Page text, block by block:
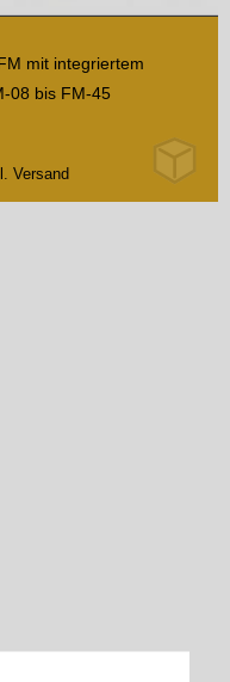
mit integriertem
08 bis FM-45
Versand